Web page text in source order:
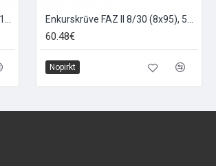
60.48€
Nopirkt